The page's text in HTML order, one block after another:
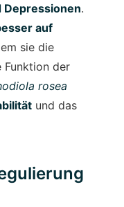
Depressionen.
auf
sie die
Funktion der
rosea
und das